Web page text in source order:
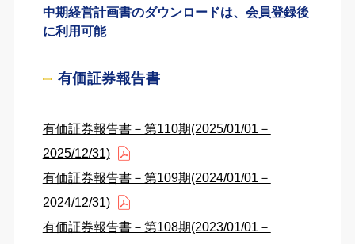
中期経営計画書のダウンロードは、会員登録後
に利用可能
有価証券報告書
有価証券報告書－第110期(2025/01/01－
2025/12/31)
有価証券報告書－第109期(2024/01/01－
2024/12/31)
有価証券報告書－第108期(2023/01/01－